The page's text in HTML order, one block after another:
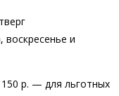
воскресенье и
150 р. — для льготных